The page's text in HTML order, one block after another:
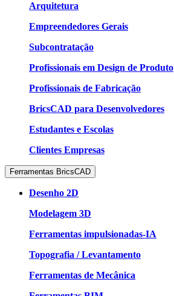
Arquitetura
Empreendedores Gerais
Subcontratação
Profissionais em Design de Produto
Profissionais de Fabricação
BricsCAD para Desenvolvedores
Estudantes e Escolas
Clientes Empresas
Ferramentas BricsCAD
Desenho 2D
Modelagem 3D
Ferramentas impulsionadas-IA
Topografia / Levantamento
Ferramentas de Mecânica